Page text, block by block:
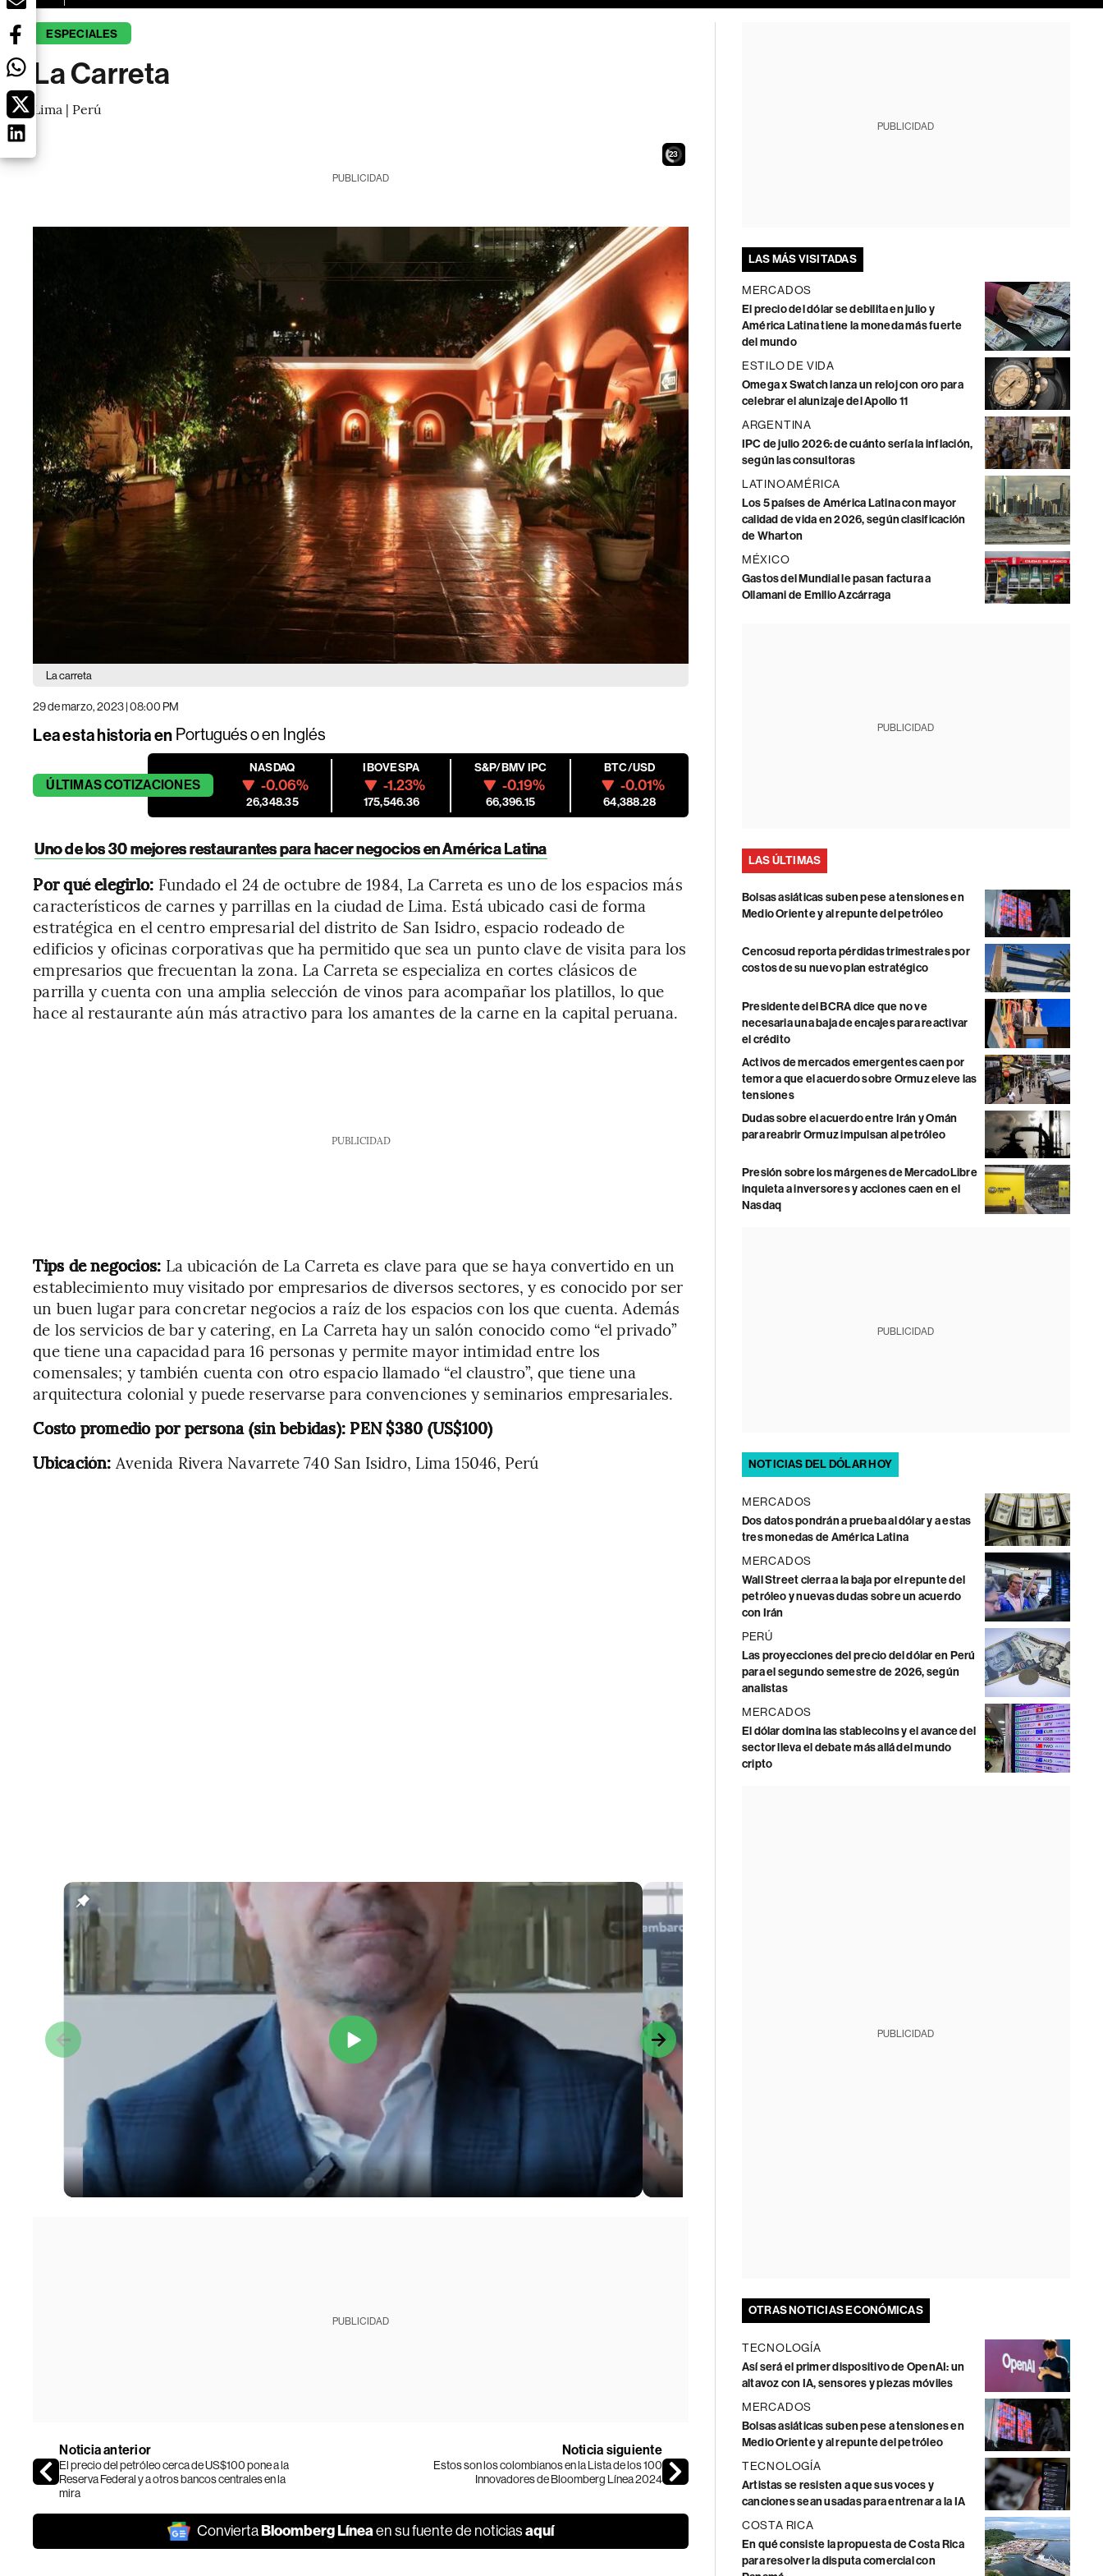
ESPECIALES
La Carreta
Lima | Perú
21
PUBLICIDAD
La carreta
29 de marzo, 2023 | 08:00 PM
Lea esta historia en Portuguéso en Inglés
ÚLTIMASCOTIZACIONES
NASDAQ
-0.06%
26,348.35
IBOVESPA
-1.23%
175,546.36
S&P/BMV IPC
-0.19%
66,396.15
BTC/USD
-0.01%
64,388.28
Uno de los 30 mejores restaurantes para hacer negocios en América Latina
Por qué elegirlo: Fundado el 24 de octubre de 1984, La Carreta es uno de los espacios más
característicos de carnes y parrillas en la ciudad de Lima. Está ubicado casi de forma
estratégica en el centro empresarial del distrito de San Isidro, espacio rodeado de
edificios y oficinas corporativas que ha permitido que sea un punto clave de visita para los
empresarios que frecuentan la zona. La Carreta se especializa en cortes clásicos de
parrilla y cuenta con una amplia selección de vinos para acompañar los platillos, lo que
hace al restaurante aún más atractivo para los amantes de la carne en la capital peruana.
PUBLICIDAD
Tips de negocios: La ubicación de La Carreta es clave para que se haya convertido en un
establecimiento muy visitado por empresarios de diversos sectores, y es conocido por ser
un buen lugar para concretar negocios a raíz de los espacios con los que cuenta. Además
de los servicios de bar y catering, en La Carreta hay un salón conocido como “el privado”
que tiene una capacidad para 16 personas y permite mayor intimidad entre los
comensales; y también cuenta con otro espacio llamado “el claustro”, que tiene una
arquitectura colonial y puede reservarse para convenciones y seminarios empresariales.
Costo promedio por persona (sin bebidas): PEN $380 (US$100)
Ubicación: Avenida Rivera Navarrete 740 San Isidro, Lima 15046, Perú
PUBLICIDAD
Noticia anterior
El precio del petróleo cerca de US$100 pone a la
Reserva Federal y a otros bancos centrales en la
mira
Noticia siguiente
Estos son los colombianos en la Lista de los 100
Innovadores de Bloomberg Línea 2024
ConviertaBloomberg Líneaen su fuente de noticiasaquí
PUBLICIDAD
LAS MÁS VISITADAS
MERCADOS
El precio del dólar se debilita en julio y
América Latina tiene la moneda más fuerte
del mundo
ESTILO DE VIDA
Omega x Swatch lanza un reloj con oro para
celebrar el alunizaje del Apollo 11
ARGENTINA
IPC de julio 2026: de cuánto sería la inflación,
según las consultoras
LATINOAMÉRICA
Los 5 países de América Latina con mayor
calidad de vida en 2026, según clasificación
de Wharton
MÉXICO
Gastos del Mundial le pasan factura a
Ollamani de Emilio Azcárraga
PUBLICIDAD
LAS ÚLTIMAS
Bolsas asiáticas suben pese a tensiones en
Medio Oriente y al repunte del petróleo
Cencosud reporta pérdidas trimestrales por
costos de su nuevo plan estratégico
Presidente del BCRA dice que no ve
necesaria una baja de encajes para reactivar
el crédito
Activos de mercados emergentes caen por
temor a que el acuerdo sobre Ormuz eleve las
tensiones
Dudas sobre el acuerdo entre Irán y Omán
para reabrir Ormuz impulsan al petróleo
Presión sobre los márgenes de MercadoLibre
inquieta a inversores y acciones caen en el
Nasdaq
PUBLICIDAD
NOTICIAS DEL DÓLAR HOY
MERCADOS
Dos datos pondrán a prueba al dólar y a estas
tres monedas de América Latina
MERCADOS
Wall Street cierra a la baja por el repunte del
petróleo y nuevas dudas sobre un acuerdo
con Irán
PERÚ
Las proyecciones del precio del dólar en Perú
para el segundo semestre de 2026, según
analistas
MERCADOS
El dólar domina las stablecoins y el avance del
sector lleva el debate más allá del mundo
cripto
PUBLICIDAD
OTRAS NOTICIAS ECONÓMICAS
TECNOLOGÍA
Así será el primer dispositivo de OpenAI: un
altavoz con IA, sensores y piezas móviles
MERCADOS
Bolsas asiáticas suben pese a tensiones en
Medio Oriente y al repunte del petróleo
TECNOLOGÍA
Artistas se resisten a que sus voces y
canciones sean usadas para entrenar a la IA
COSTA RICA
En qué consiste la propuesta de Costa Rica
para resolver la disputa comercial con